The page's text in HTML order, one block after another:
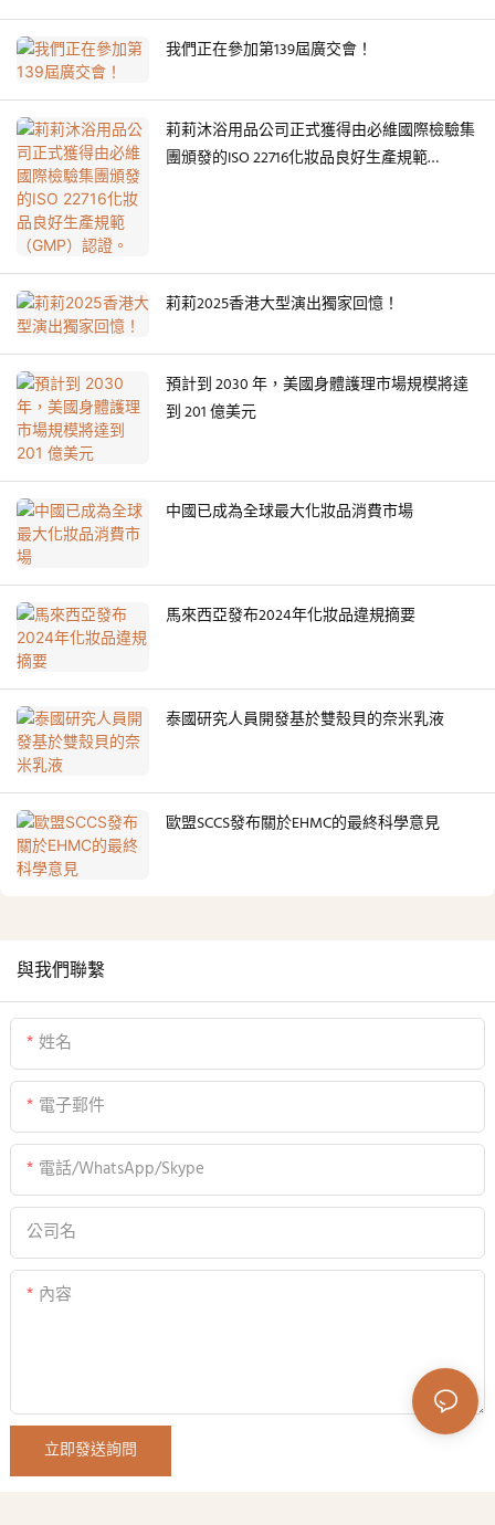
我們正在參加第139屆廣交會！
莉莉沐浴用品公司正式獲得由必維國際檢驗集
團頒發的ISO 22716化妝品良好生產規範
莉莉2025香港大型演出獨家回憶！
預計到 2030 年，美國身體護理市場規模將達
到 201 億美元
中國已成為全球最大化妝品消費市場
馬來西亞發布2024年化妝品違規摘要
泰國研究人員開發基於雙殼貝的奈米乳液
歐盟SCCS發布關於EHMC的最終科學意見
與我們聯繫
姓名
電子郵件
電話/WhatsApp/Skype
公司名
內容
立即發送詢問